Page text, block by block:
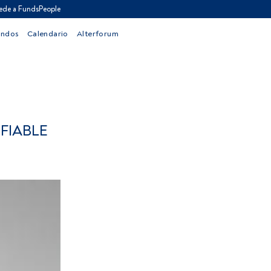
a FundsPeople
Calendario Alterforum